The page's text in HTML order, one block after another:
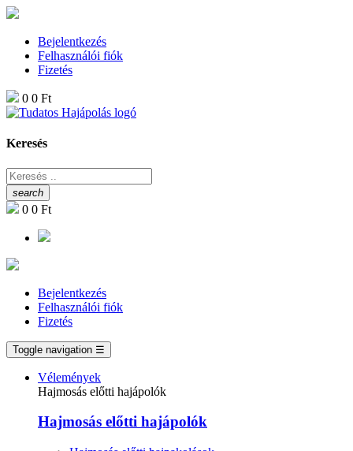
Bejelentkezés
Felhasználói fiók
Fizetés
0 0 Ft
Keresés
search
0 0 Ft
Bejelentkezés
Felhasználói fiók
Fizetés
Toggle navigation ☰
Vélemények
Hajmosás előtti hajápolók
Hajmosás előtti hajápolók